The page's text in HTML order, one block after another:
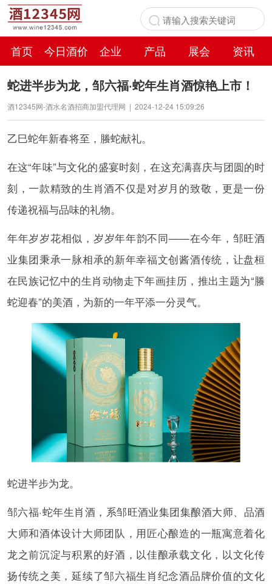
首页 今日酒价 企业 产品 展会
资讯
百科
蛇进半步为龙，邹六福·蛇年生肖酒惊艳上市！
酒12345网-酒水名酒招商加盟代理网 | 2024-12-24 15:09:26
乙巳蛇年新春将至，螣蛇献礼。
在这“年味”与文化的盛宴时刻，在这充满喜庆与团圆的时
刻，一款精致的生肖酒不仅是对岁月的致敬，更是一份
传递祝福与品味的礼物。
年年岁岁花相似，岁岁年年韵不同——在今年，邹旺酒
业集团秉承一脉相承的新年幸福文创酱酒传统，让盘桓
在民族记忆中的生肖动物走下年画挂历，推出主题为“螣
蛇迎春”的美酒，为新的一年平添一分灵气。
蛇进半步为龙。
邹六福·蛇年生肖酒，系邹旺酒业集团集酿酒大师、品酒
大师和酒体设计大师团队，用匠心酿造的一瓶寓意着化
龙之前沉淀与积累的好酒，以佳酿承载文化，以文化传
扬传统之美，延续了邹六福生肖纪念酒品牌价值的文化